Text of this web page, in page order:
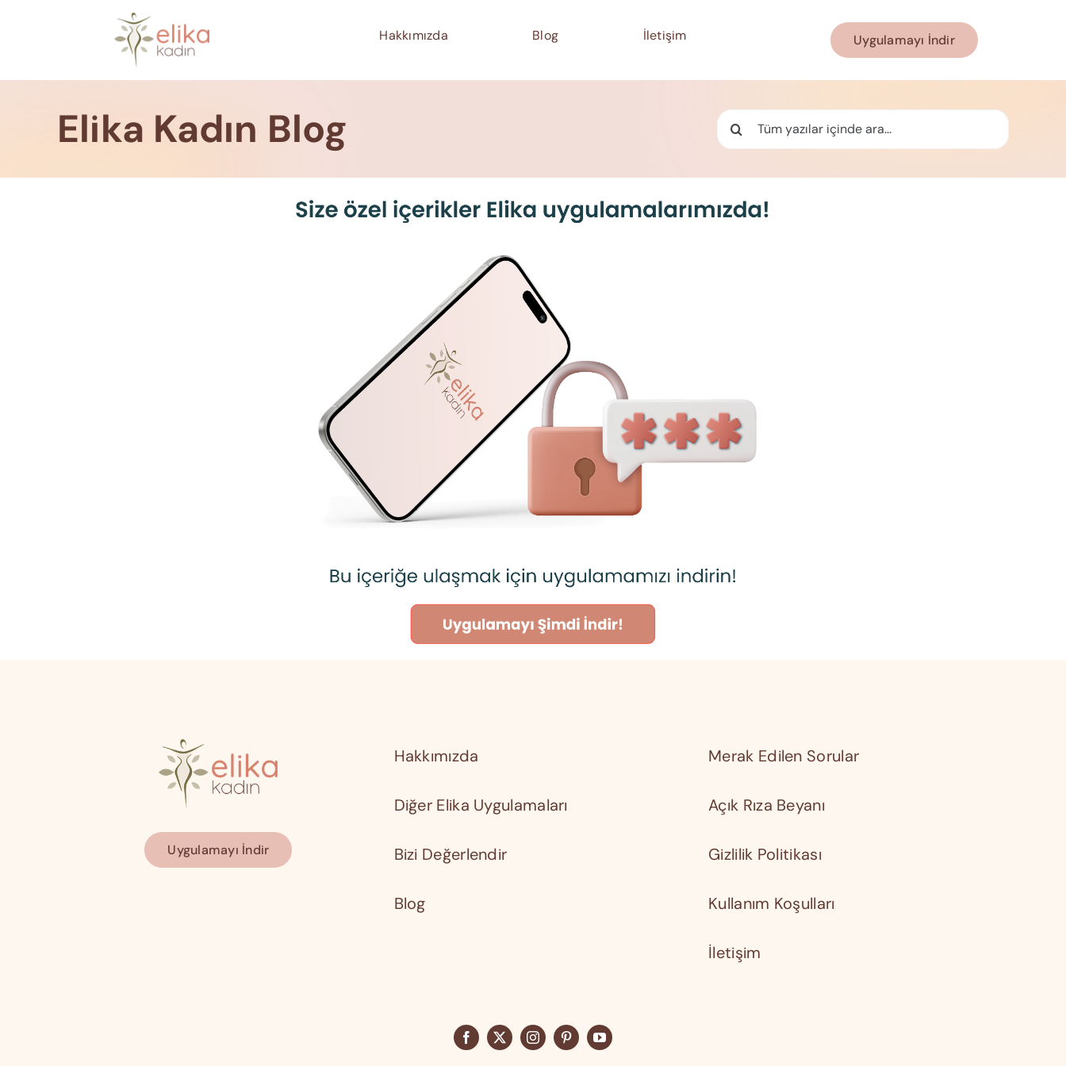
Hakkımızda Blog İletişim Uygulamayı İndir
Elika Kadın Blog Ara:
Uygulamayı İndir
Hakkımızda
Diğer Elika Uygulamaları
Bizi Değerlendir
Blog
Merak Edilen Sorular
Açık Rıza Beyanı
Gizlilik Politikası
Kullanım Koşulları
İletişim